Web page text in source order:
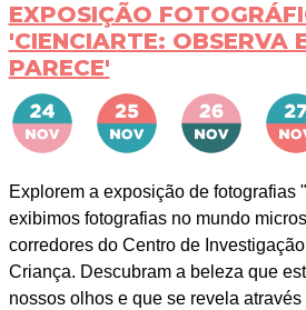
EXPOSIÇÃO
'CIENCIARTE: OBSERVA
PARECE'
Explorem a exposição de fotografias
exibimos fotografias no mundo
corredores do Centro de
Criança. Descubram a beleza que
nossos olhos e que se revela